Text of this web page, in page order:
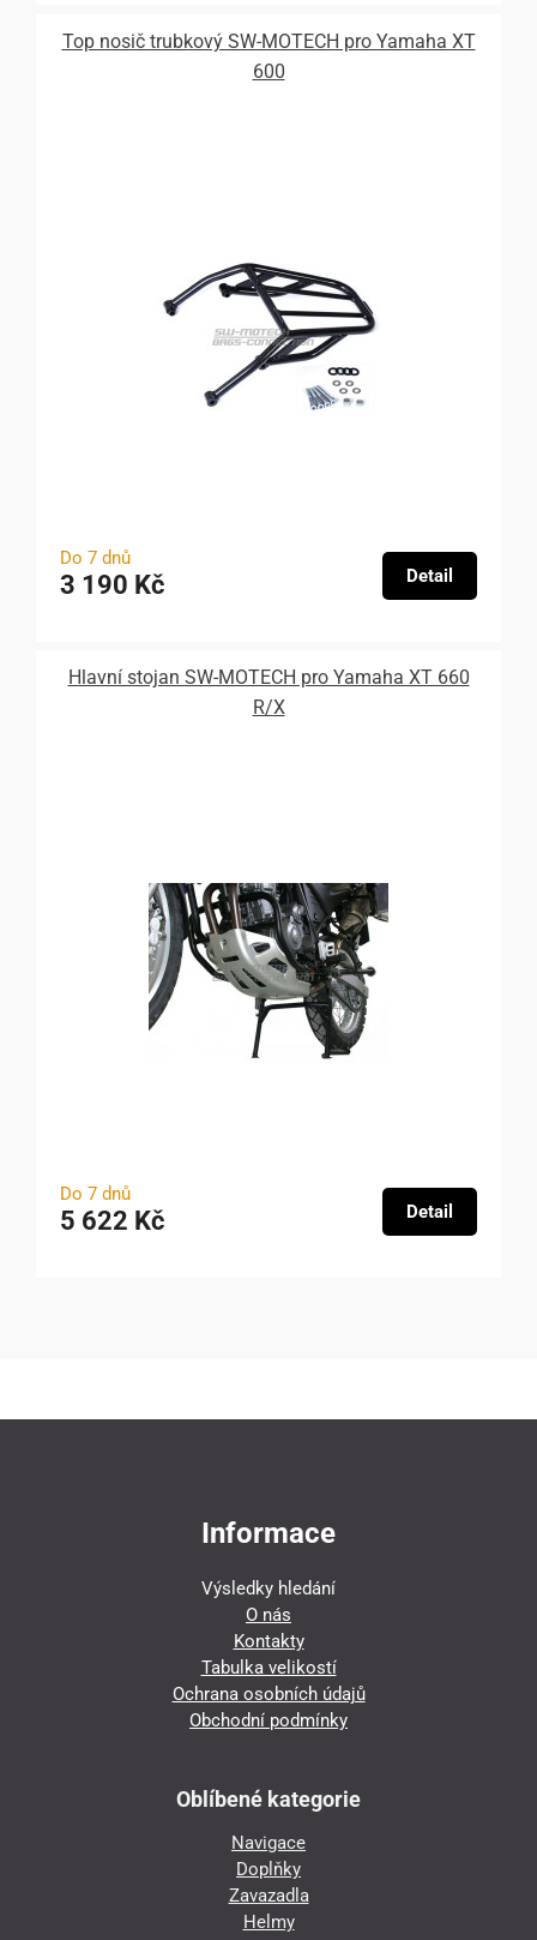
Top nosič trubkový SW-MOTECH pro Yamaha XT
600
Do 7 dnů
3 190 Kč Detail
Hlavní stojan SW-MOTECH pro Yamaha XT 660
R/X
Do 7 dnů
5 622 Kč Detail
Informace
Výsledky hledání
O nás
Kontakty
Tabulka velikostí
Ochrana osobních údajů
Obchodní podmínky
Oblíbené kategorie
Navigace
Doplňky
Zavazadla
Helmy